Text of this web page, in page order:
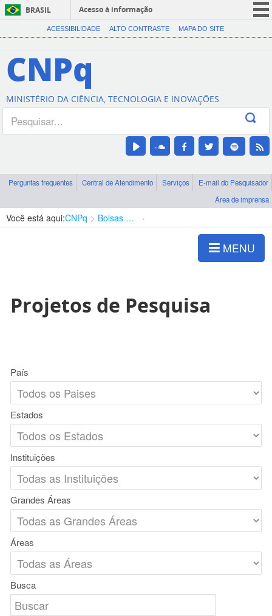
BRASIL
Acesso à informação
CORONAVÍRUS (COVID-19)
Canais
ACESSIBILIDADE ALTO CONTRASTE MAPA DO SITE
CNPq
MINISTÉRIO DA CIÊNCIA, TECNOLOGIA E INOVAÇÕES
Perguntas frequentes Central de Atendimento Serviços
E-mail do Pesquisador
Área de imprensa
Você está aqui:CNPq Bolsas e Auxílios Vigentes
MENU
Projetos de Pesquisa
País
Estados
Instituições
Grandes Áreas
Áreas
Busca